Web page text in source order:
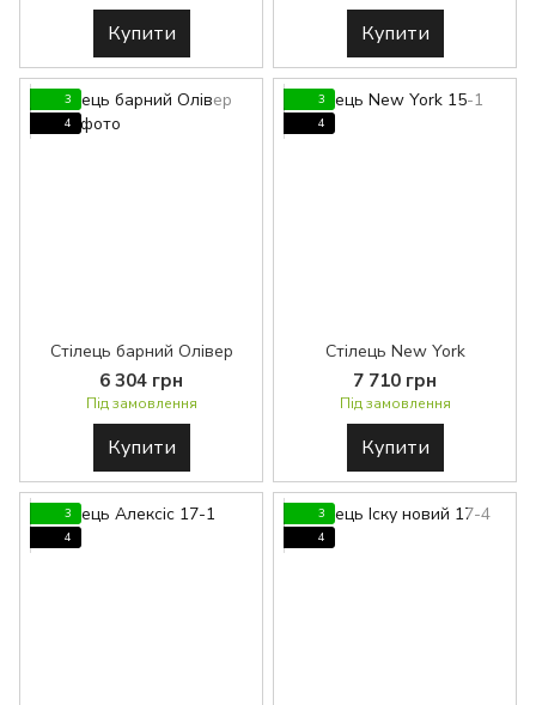
Купити Купити
3
4
Стілець барний Олівер
6 304 грн
Під замовлення
Купити
3
4
Стілець New York
7 710 грн
Під замовлення
Купити
3
4
3
4